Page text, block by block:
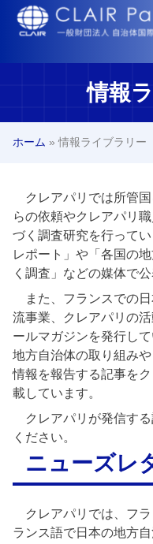
情報
ホーム »情報ライブラリー
クレアパリでは所管
らの依頼やクレアパリ
づく調査研究を行って
レポート」や「各国の
く調査」などの媒体で公
また、フランスでの
流事業、クレアパリの
ールマガジンを発行し
地方自治体の取り組み
情報を報告する記事を
載しています。
クレアパリが発信す
ください。
ニューズレ
クレアパリでは、フ
ランス語で日本の地方